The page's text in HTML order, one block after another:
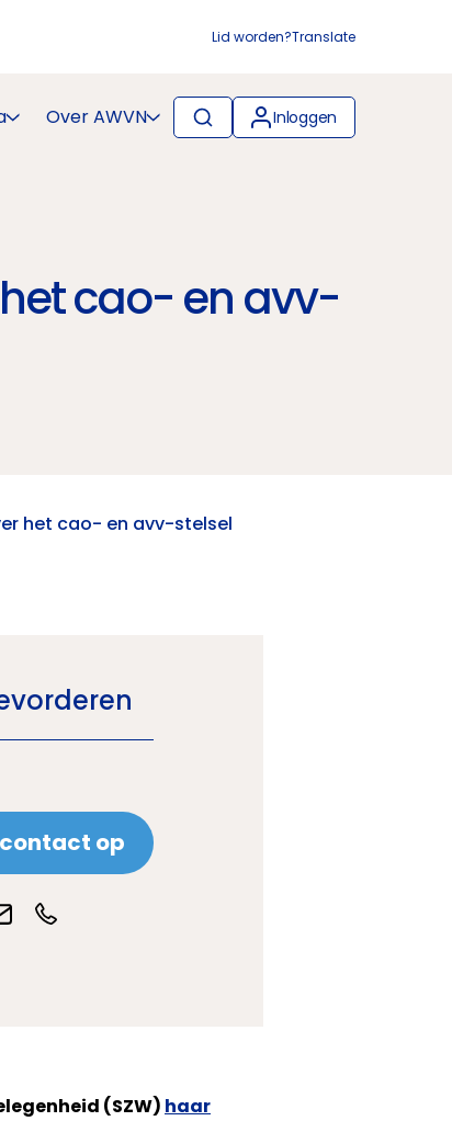
Lid worden?Translate
Over AWVN Inloggen
cao- en avv-
het cao- en avv-stelsel
op
(SZW) haar